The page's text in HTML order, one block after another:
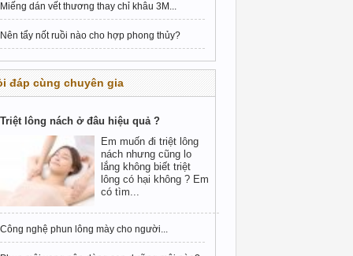
Miếng dán vết thương thay chỉ khâu 3M...
Nên tẩy nốt ruồi nào cho hợp phong thủy?
đáp cùng chuyên gia
Triệt lông nách ở đâu hiệu quả ?
Em muốn đi triệt lông
nách nhưng cũng lo
lắng không biết triệt
lông có hại không ? Em
có tìm...
Công nghệ phun lông mày cho người...